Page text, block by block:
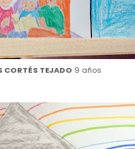
CORTÉS TEJADO 9 años